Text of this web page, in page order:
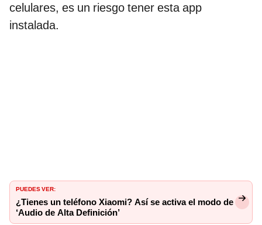
celulares, es un riesgo tener esta app
instalada.
PUEDES VER:
¿Tienes un teléfono Xiaomi? Así se activa el modo de
‘Audio de Alta Definición’